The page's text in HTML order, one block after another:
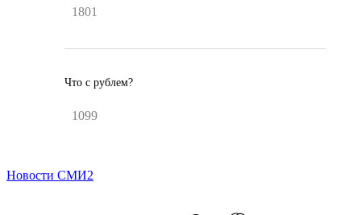
1801
Что с рублем?
1099
Новости СМИ2